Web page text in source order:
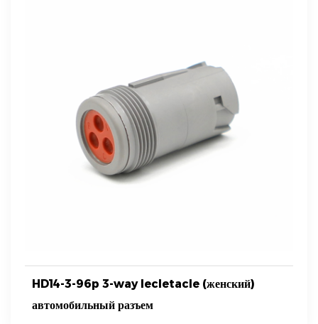
HD14-3-96p 3-way lecletacle (женский)
автомобильный разъем